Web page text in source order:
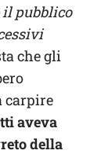
pubblico
che gli
carpire
aveva
della